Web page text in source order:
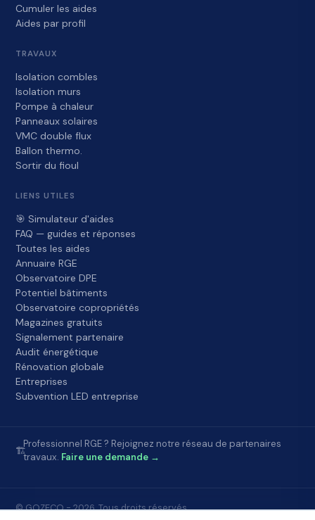
Cumuler les aides
Aides par profil
TRAVAUX
Isolation combles
Isolation murs
Pompe à chaleur
Panneaux solaires
VMC double flux
Ballon thermo.
Sortir du fioul
LIENS UTILES
🎯 Simulateur d'aides
FAQ — guides et réponses
Toutes les aides
Annuaire RGE
Observatoire DPE
Potentiel bâtiments
Observatoire copropriétés
Magazines gratuits
Signalement partenaire
Audit énergétique
Rénovation globale
Entreprises
Subvention LED entreprise
🏗️
Professionnel RGE ? Rejoignez notre réseau de partenaires
travaux. Faire une demande →
© GOZECO - 2026. Tous droits réservés.